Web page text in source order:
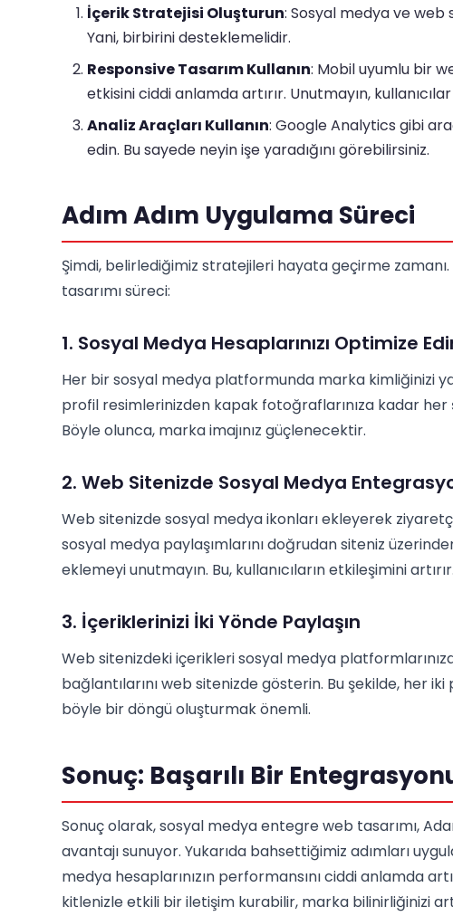
İçerik Stratejisi Oluşturun: Sosyal medya ve web
Yani, birbirini desteklemelidir.
Responsive Tasarım Kullanın: Mobil uyumlu bir
etkisini ciddi anlamda artırır. Unutmayın,
Analiz Araçları Kullanın: Google Analytics gibi
edin. Bu sayede neyin işe yaradığını görebilirsiniz.
Adım Adım Uygulama Süreci
Şimdi, belirlediğimiz stratejileri hayata geçirme
tasarımı süreci:
1. Sosyal Medya Hesaplarınızı Optimize
Her bir sosyal medya platformunda marka kimliğinizi
profil resimlerinizden kapak fotoğraflarınıza kadar her
Böyle olunca, marka imajınız güçlenecektir.
2. Web Sitenizde Sosyal Medya
Web sitenizde sosyal medya ikonları ekleyerek
sosyal medya paylaşımlarını doğrudan siteniz
eklemeyi unutmayın. Bu, kullanıcıların etkileşimini artırır.
3. İçeriklerinizi İki Yönde Paylaşın
Web sitenizdeki içerikleri sosyal medya
bağlantılarını web sitenizde gösterin. Bu şekilde, her
böyle bir döngü oluşturmak önemli.
Sonuç: Başarılı Bir
Sonuç olarak, sosyal medya entegre web tasarımı,
avantajı sunuyor. Yukarıda bahsettiğimiz adımları
medya hesaplarınızın performansını ciddi anlamda
kitlenizle etkili bir iletişim kurabilir, marka bilinirliğinizi